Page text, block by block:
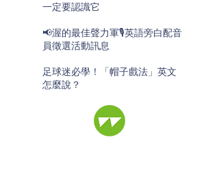
一定要認識它
📢渥的最佳聲力軍🎙️英語旁白配音
員徵選活動訊息
足球迷必學！「帽子戲法」英文
怎麼說？